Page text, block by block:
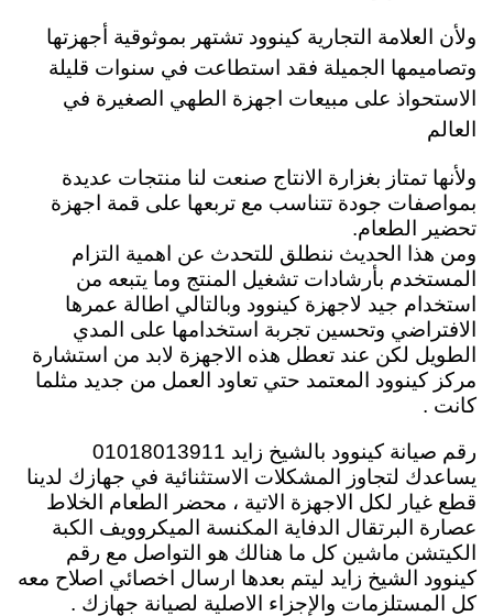
ولأن العلامة التجارية كينوود تشتهر بموثوقية أجهزتها
وتصاميمها الجميلة فقد استطاعت في سنوات قليلة
الاستحواذ على مبيعات اجهزة الطهي الصغيرة في
العالم
ولأنها تمتاز بغزارة الانتاج صنعت لنا منتجات عديدة
بمواصفات جودة تتناسب مع تربعها على قمة اجهزة
تحضير الطعام.
ومن هذا الحديث ننطلق للتحدث عن اهمية التزام
المستخدم بأرشادات تشغيل المنتج وما يتبعه من
استخدام جيد لاجهزة كينوود وبالتالي اطالة عمرها
الافتراضي وتحسين تجربة استخدامها على المدي
الطويل لكن عند تعطل هذه الاجهزة لابد من استشارة
مركز كينوود المعتمد حتي تعاود العمل من جديد مثلما
كانت .
رقم صيانة كينوود بالشيخ زايد 01018013911
يساعدك لتجاوز المشكلات الاستثنائية في جهازك لدينا
قطع غيار لكل الاجهزة الاتية ، محضر الطعام الخلاط
عصارة البرتقال الدفاية المكنسة الميكروويف الكبة
الكيتشن ماشين كل ما هنالك هو التواصل مع رقم
كينوود الشيخ زايد ليتم بعدها ارسال اخصائي اصلاح معه
كل المستلزمات والإجزاء الاصلية لصيانة جهازك .